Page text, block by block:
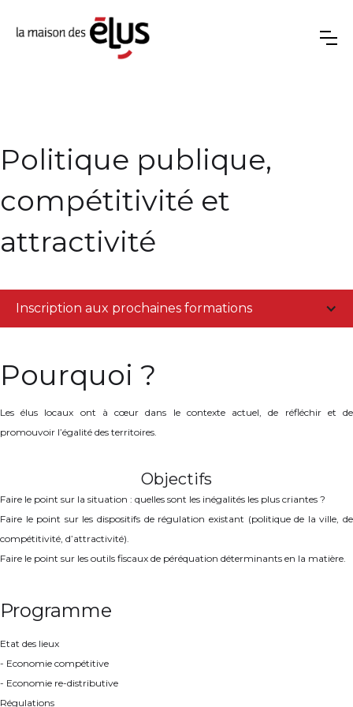
Politique publique,
compétitivité et
attractivité
Inscription aux prochaines formations
Pourquoi ?
Les élus locaux ont à cœur dans le contexte actuel, de réfléchir et de
promouvoir l’égalité des territoires.
Objectifs
Faire le point sur la situation : quelles sont les inégalités les plus criantes ?
Faire le point sur les dispositifs de régulation existant (politique de la ville, de
compétitivité, d’attractivité).
Faire le point sur les outils fiscaux de péréquation déterminants en la matière.
Programme
Etat des lieux
- Economie compétitive
- Economie re-distributive
Régulations